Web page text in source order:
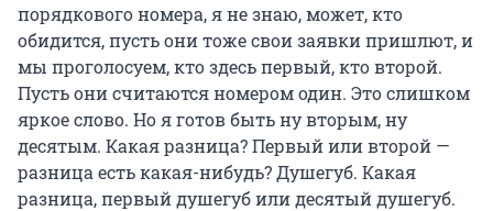
порядкового номера, я не знаю, может, кто
обидится, пусть они тоже свои заявки пришлют, и
мы проголосуем, кто здесь первый, кто второй.
Пусть они считаются номером один. Это слишком
яркое слово. Но я готов быть ну вторым, ну
десятым. Какая разница? Первый или второй —
разница есть какая-нибудь? Душегуб. Какая
разница, первый душегуб или десятый душегуб.